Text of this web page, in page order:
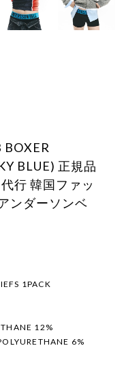
BOXER
BLUE) 正規品
行 韓国ファッ
ンダーソンベ
1PACK
12%
6%